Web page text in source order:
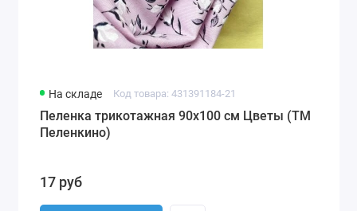
На складе Код товара: 431391184-21
Пеленка трикотажная 90х100 см Цветы (ТМ
Пеленкино)
17 руб